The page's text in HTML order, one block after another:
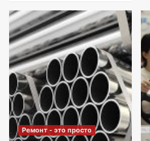
Ремонт - это просто